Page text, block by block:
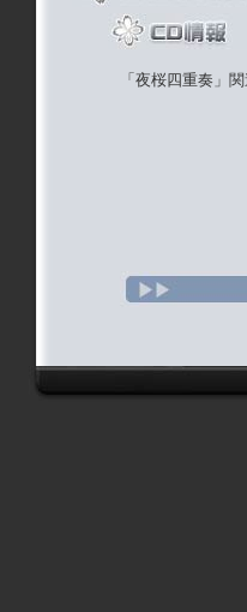
「夜桜四重奏」